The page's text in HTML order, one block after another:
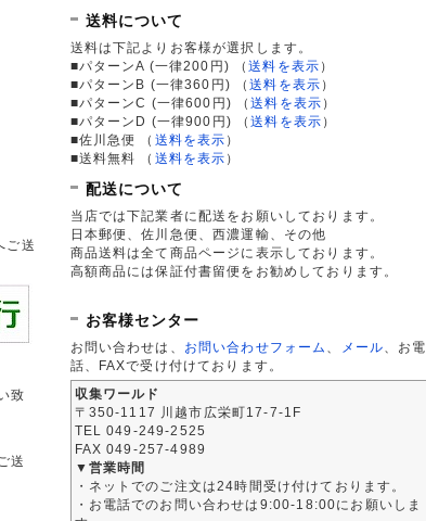
ご送
致
送
送料について
送料は下記よりお客様が選択します。
■パターンA (一律200円)
（送料を表示 ）
■パターンB (一律360円)
（送料を表示 ）
■パターンC (一律600円)
（送料を表示 ）
■パターンD (一律900円)
（送料を表示 ）
■佐川急便
（ 送料を表示 ）
■送料無料
（ 送料を表示 ）
配送について
当店では下記業者に配送をお願いしております。
日本郵便、佐川急便、西濃運輸、その他
商品送料は全て商品ページに表示しております。
高額商品には保証付書留便をお勧めしております。
お客様センター
お問い合わせは、 お問い合わせフォーム メール 、お電
話、FAXで受け付けております。
収集ワールド
〒350-1117 川越市広栄町17-7-1F
TEL 049-249-2525
FAX 049-257-4989
▼営業時間
・ネットでのご注文は24時間受け付けております。
・お電話でのお問い合わせは9:00-18:00にお願いしま